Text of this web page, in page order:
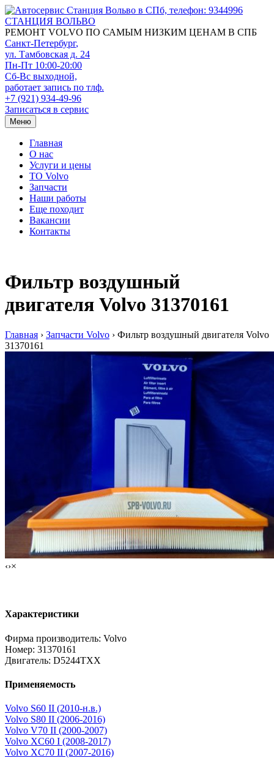
СТАНЦИЯ ВОЛЬВО
РЕМОНТ VOLVO ПО САМЫМ НИЗКИМ ЦЕНАМ В СПБ
Санкт-Петербург,
ул. Тамбовская д. 24
Пн-Пт 10:00-20:00
Сб-Вс выходной,
работает запись по тлф.
+7 (921) 934-49-96
Записаться в сервис
Меню
Главная
О нас
Услуги и цены
TO Volvo
Запчасти
Наши работы
Еще походит
Вакансии
Контакты
Фильтр воздушный
двигателя Volvo 31370161
Главная › Запчасти Volvo › Фильтр воздушный двигателя Volvo
31370161
‹›×
Характеристики
Фирма производитель: Volvo
Номер: 31370161
Двигатель: D5244TXX
Применяемость
Volvo S60 II (2010-н.в.)
Volvo S80 II (2006-2016)
Volvo V70 II (2000-2007)
Volvo XC60 I (2008-2017)
Volvo XC70 II (2007-2016)